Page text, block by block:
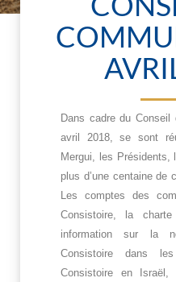
Dans cadre du
avril 2018, se sont
Mergui, les Présidents,
plus d’une centaine de
Les comptes des
Consistoire, la charte
information sur la
Consistoire dans
Consistoire en